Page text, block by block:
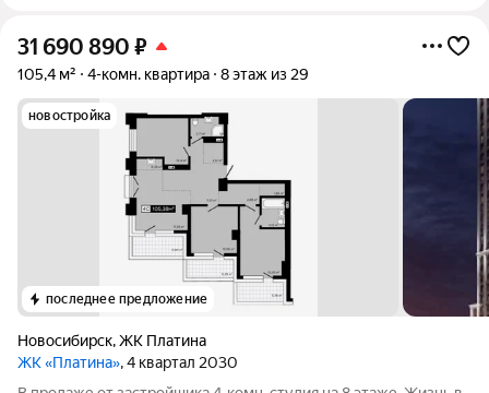
31 690 890 ₽
105,4 м² 4-комн. квартира 8 этаж из 29
новостройка
последнее предложение
Новосибирск,ЖК Платина
ЖК «Платина», 4 квартал 2030